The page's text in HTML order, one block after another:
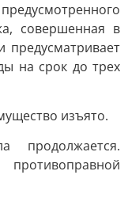
совершенная в
предусматривает
на срок до трех
изъято.
продолжается.